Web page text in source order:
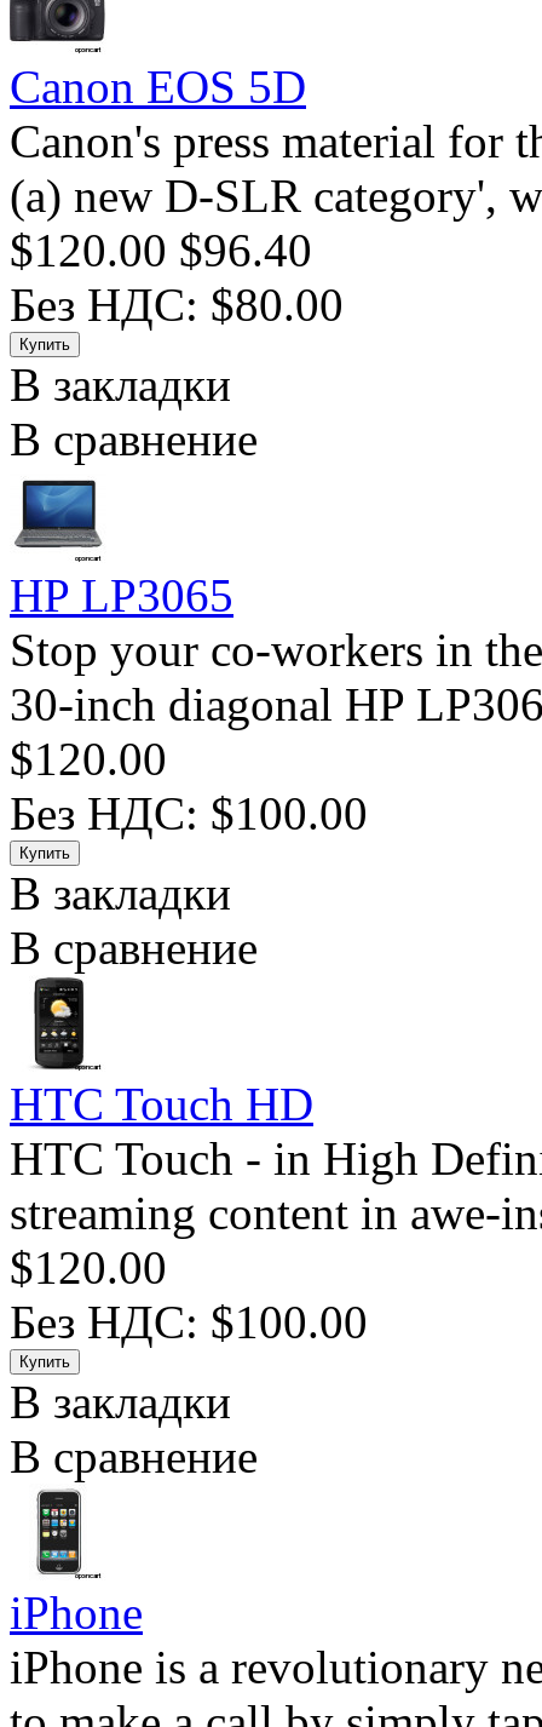
Canon EOS 5D
Canon's press material for
(a) new D-SLR category',
$120.00 $96.40
Без НДС: $80.00
В закладки
В сравнение
HP LP3065
Stop your co-workers in
30-inch diagonal HP
$120.00
Без НДС: $100.00
В закладки
В сравнение
HTC Touch HD
HTC Touch - in High
streaming content in awe-
$120.00
Без НДС: $100.00
В закладки
В сравнение
iPhone
iPhone is a revolutionary